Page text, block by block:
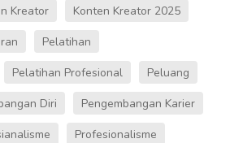
Kreator
Konten Kreator 2025
Pelatihan
Pelatihan Profesional
Peluang
Diri
Pengembangan Karier
Profesionalisme